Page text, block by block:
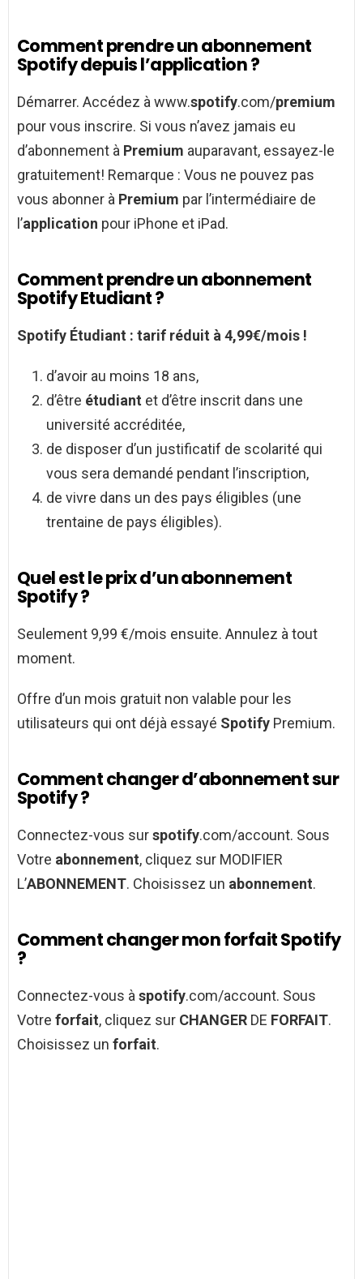
Comment prendre un abonnement
Spotify depuis l’application ?
Démarrer. Accédez à www.spotify.com/premium
pour vous inscrire. Si vous n’avez jamais eu
d’abonnement à Premium auparavant, essayez-le
gratuitement! Remarque : Vous ne pouvez pas
vous abonner à Premium par l’intermédiaire de
l’application pour iPhone et iPad.
Comment prendre un abonnement
Spotify Etudiant ?
Spotify Étudiant : tarif réduit à 4,99€/mois !
d’avoir au moins 18 ans,
d’être étudiant et d’être inscrit dans une
université accréditée,
de disposer d’un justificatif de scolarité qui
vous sera demandé pendant l’inscription,
de vivre dans un des pays éligibles (une
trentaine de pays éligibles).
Quel est le prix d’un abonnement
Spotify ?
Seulement 9,99 €/mois ensuite. Annulez à tout
moment.
Offre d’un mois gratuit non valable pour les
utilisateurs qui ont déjà essayé Spotify Premium.
Comment changer d’abonnement sur
Spotify ?
Connectez-vous surspotify.com/account. Sous
Votre abonnement, cliquez sur MODIFIER
L’ABONNEMENT. Choisissez un abonnement.
Comment changer mon forfait Spotify
?
Connectez-vous à spotify.com/account. Sous
Votre forfait, cliquez sur CHANGER DE FORFAIT.
Choisissez un forfait.